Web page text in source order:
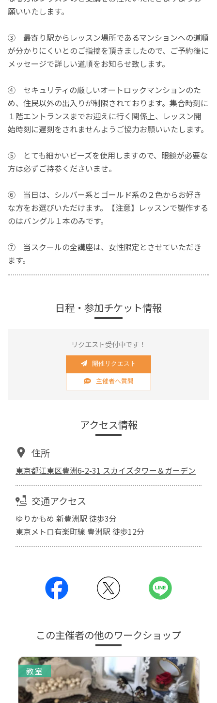
願いいたします。
③ 最寄り駅からレッスン場所であるマンションへの道順
が分かりにくいとのご指摘を頂きましたので、ご予約後に
メッセージで詳しい道順をお知らせ致します。
④ セキュリティの厳しいオートロックマンションのた
め、住民以外の出入りが制限されております。集合時刻に
１階エントランスまでお迎えに行く関係上、レッスン開
始時刻に遅刻をされませんようご協力お願いいたします。
⑤ とても細かいビーズを使用しますので、眼鏡が必要な
方は必ずご持参くださいませ。
⑥ 当日は、シルバー系とゴールド系の２色からお好き
な方をお選びいただけます。【注意】レッスンで製作する
のはバングル１本のみです。
⑦ 当スクールの全講座は、女性限定とさせていただき
ます。
日程・参加チケット情報
リクエスト受付中です！
開催リクエスト
主催者へ質問
アクセス情報
住所
東京都江東区豊洲6-2-31 スカイズタワー＆ガーデン
交通アクセス
ゆりかもめ 新豊洲駅 徒歩3分
東京メトロ有楽町線 豊洲駅 徒歩12分
この主催者の他のワークショップ
教室